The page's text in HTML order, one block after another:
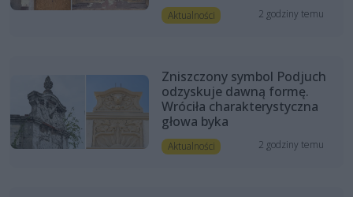
Aktualności 2 godziny temu
Zniszczony symbol Podjuch
odzyskuje dawną formę.
Wróciła charakterystyczna
głowa byka
Aktualności 2 godziny temu